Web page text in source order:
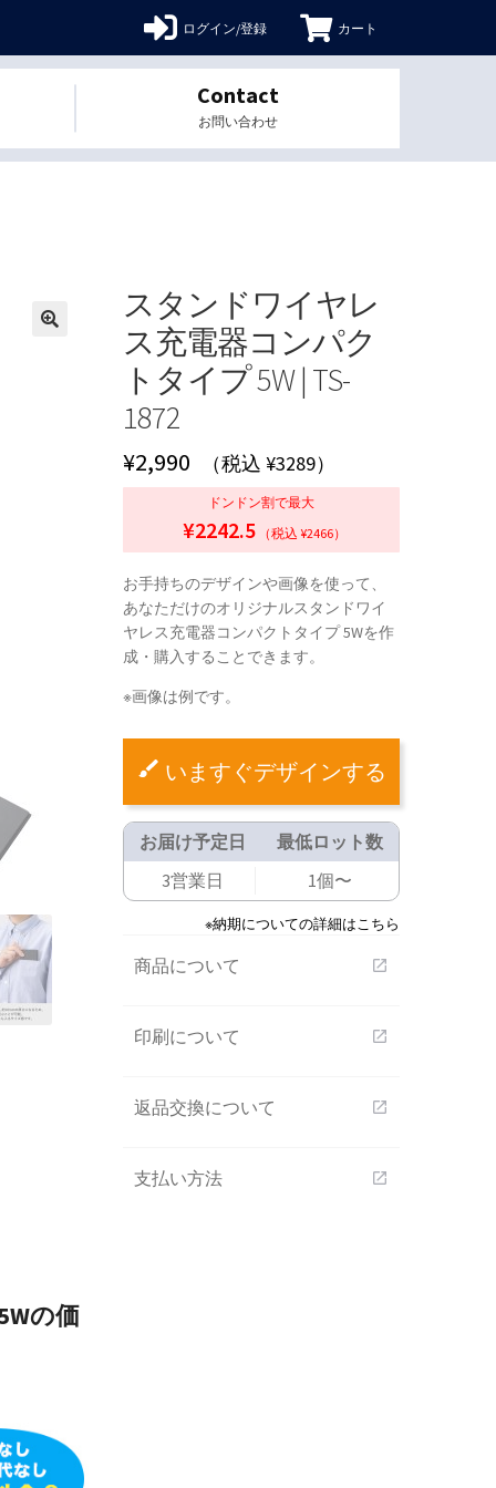
ログイン/登録 カート
Contact
お問い合わせ
スタンドワイヤレ
ス充電器コンパク
トタイプ 5W | TS-
1872
¥2,990 （税込 ¥3289）
ドンドン割で最大
¥2242.5 （税込 ¥2466）
お手持ちのデザインや画像を使って、
あなただけのオリジナルスタンドワイ
ヤレス充電器コンパクトタイプ 5Wを作
成・購入することできます。
※画像は例です。
いますぐデザインする
お届け予定日
3営業日
最低ロット数
1個〜
※納期についての詳細はこちら
商品について open_in_new
印刷について open_in_new
返品交換について open_in_new
支払い方法 open_in_new
の価